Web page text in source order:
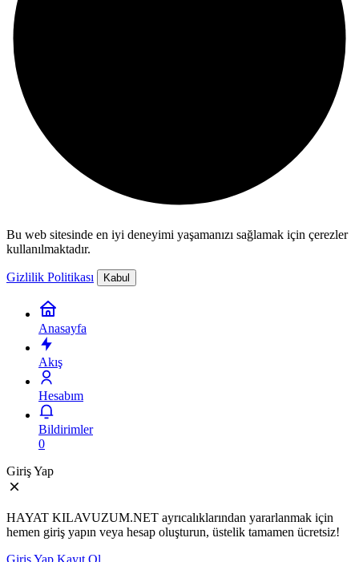
Bu web sitesinde en iyi deneyimi yaşamanızı sağlamak için çerezler
kullanılmaktadır.
Gizlilik Politikası Kabul
Anasayfa
Akış
Hesabım
Bildirimler
0
Giriş Yap
HAYAT KILAVUZUM.NET ayrıcalıklarından yararlanmak için
hemen giriş yapın veya hesap oluşturun, üstelik tamamen ücretsiz!
Giriş Yap Kayıt Ol